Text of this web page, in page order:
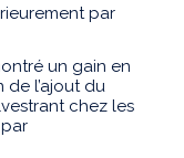
par
un gain en
de l’ajout du
chez les